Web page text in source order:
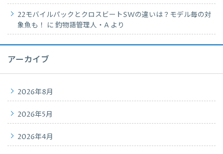
22モバイルパックとクロスビートSWの違いは？モデル毎の対
象魚も！
に 釣物語管理人・A より
アーカイブ
2026年8月
2026年5月
2026年4月